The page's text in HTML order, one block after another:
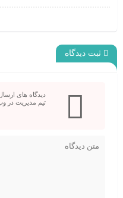
ثبت دیدگاه
دیدگاه های
تیم مدیریت در